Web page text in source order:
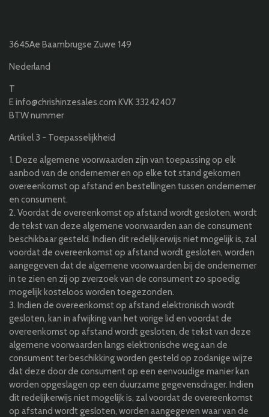
3645Ae Baambrugse Zuwe 149
Nederland
T
Einfo@chrishinzesales.com KVK 33242407
BTW nummer
Artikel 3 - Toepasselijkheid
1. Deze algemene voorwaarden zijn van toepassing op elk
aanbod van de ondernemer en op elke tot stand gekomen
overeenkomst op afstand en bestellingen tussen ondernemer
en consument.
2. Voordat de overeenkomst op afstand wordt gesloten, wordt
de tekst van deze algemene voorwaarden aan de consument
beschikbaar gesteld. Indien dit redelijkerwijs niet mogelijk is, zal
voordat de overeenkomst op afstand wordt gesloten, worden
aangegeven dat de algemene voorwaarden bij de ondernemer
in te zien en zij op zverzoek van de consument zo spoedig
mogelijk kosteloos worden toegezonden.
3. Indien de overeenkomst op afstand elektronisch wordt
gesloten, kan in afwijking van het vorige lid en voordat de
overeenkomst op afstand wordt gesloten, de tekst van deze
algemene voorwaarden langs elektronische weg aan de
consument ter beschikking worden gesteld op zodanige wijze
dat deze door de consument op een eenvoudige manier kan
worden opgeslagen op een duurzame gegevensdrager. Indien
dit redelijkerwijs niet mogelijk is, zal voordat de overeenkomst
op afstand wordt gesloten, worden aangegeven waar van de